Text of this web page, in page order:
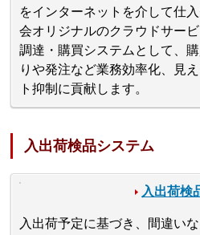
をインターネットを介して仕
会オリジナルのクラウドサー
調達・購買システムとして、
りや発注など業務効率化、見
ト抑制に貢献します。
入出荷検品システム
入出荷検
入出荷予定に基づき、間違い